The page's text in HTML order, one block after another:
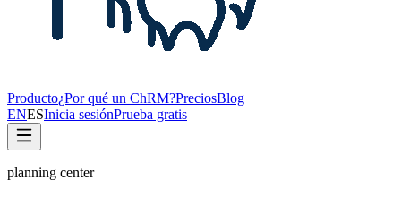
Producto¿Por qué un ChRM?PreciosBlog
ENESInicia sesiónPrueba gratis
planning center